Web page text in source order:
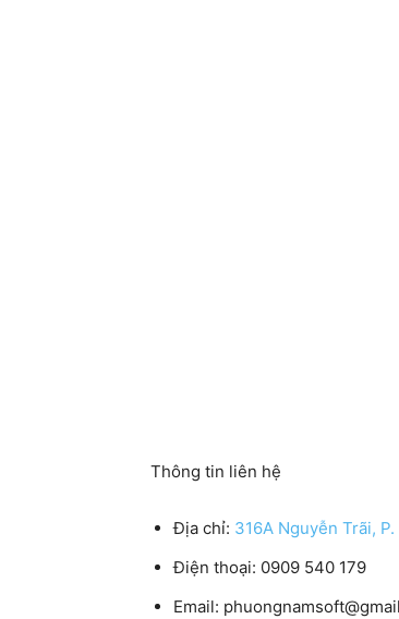
Thông tin liên hệ
Địa chỉ: 316A Nguyễn Trãi,
Điện thoại: 0909 540 179
Email: